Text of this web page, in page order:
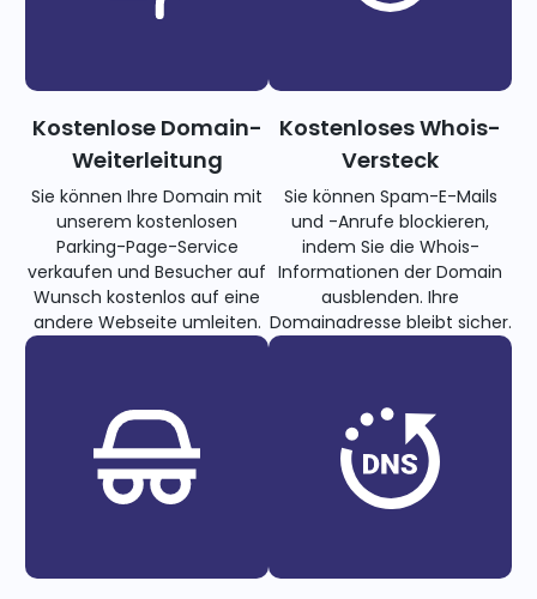
Kostenlose Domain-
Weiterleitung
Sie können Ihre Domain mit
unserem kostenlosen
Parking-Page-Service
verkaufen und Besucher auf
Wunsch kostenlos auf eine
andere Webseite umleiten.
Kostenloses Whois-
Versteck
Sie können Spam-E-Mails
und -Anrufe blockieren,
indem Sie die Whois-
Informationen der Domain
ausblenden. Ihre
Domainadresse bleibt sicher.